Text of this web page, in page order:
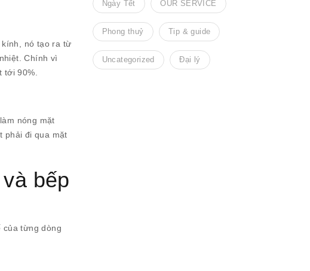
nó tạo ra từ
Chính vì
90%.
nóng mặt
phải đi qua mặt
bếp
của từng dòng
Ngày Tết OUR SERVICE
Phong thuỷ Tip & guide
Uncategorized Đại lý